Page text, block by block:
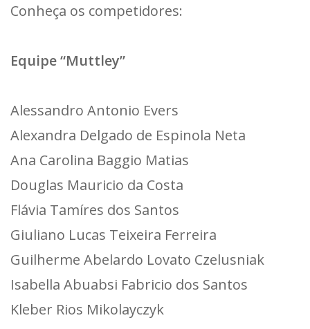
Conheça os competidores:
Equipe “Muttley”
Alessandro Antonio Evers
Alexandra Delgado de Espinola Neta
Ana Carolina Baggio Matias
Douglas Mauricio da Costa
Flávia Tamíres dos Santos
Giuliano Lucas Teixeira Ferreira
Guilherme Abelardo Lovato Czelusniak
Isabella Abuabsi Fabricio dos Santos
Kleber Rios Mikolayczyk